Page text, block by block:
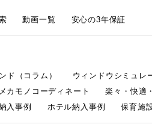
動画一覧 安心の3年保証
ド（コラム） ウィンドウシミュレ
カモノコーディネート 楽々・快適
入事例 ホテル納入事例 保育施